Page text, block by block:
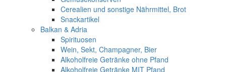
Cerealien und sonstige Nährmittel, Brot
Snackartikel
Balkan & Adria
Spirituosen
Wein, Sekt, Champagner, Bier
Alkoholfreie Getränke ohne Pfand
Alkoholfreie Getränke MIT Pfand